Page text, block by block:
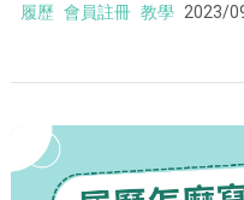
履歷 會員註冊 教學 2023/